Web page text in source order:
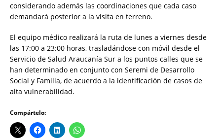
considerando además las coordinaciones que cada caso
demandará posterior a la visita en terreno.
El equipo médico realizará la ruta de lunes a viernes desde
las 17:00 a 23:00 horas, trasladándose con móvil desde el
Servicio de Salud Araucanía Sur a los puntos calles que se
han determinado en conjunto con Seremi de Desarrollo
Social y Familia, de acuerdo a la identificación de casos de
alta vulnerabilidad.
Compártelo: